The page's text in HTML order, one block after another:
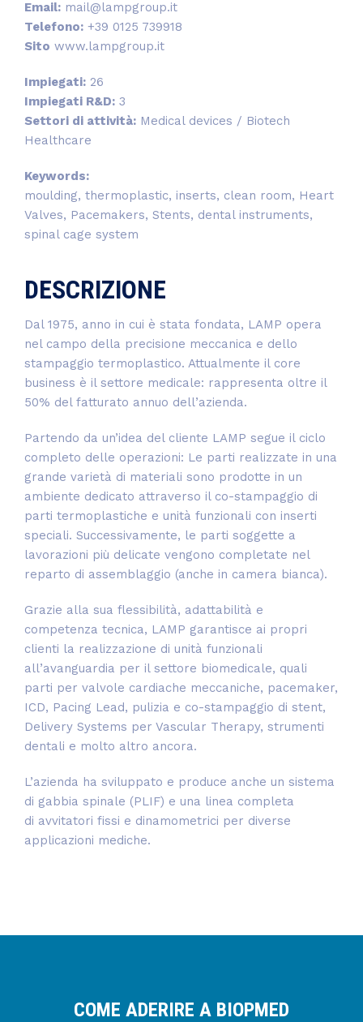
Email: mail@lampgroup.it
Telefono: +39 0125 739918
Sito www.lampgroup.it
Impiegati: 26
Impiegati R&D: 3
Settori di attività: Medical devices / Biotech
Healthcare
Keywords:
moulding, thermoplastic, inserts, clean room, Heart
Valves, Pacemakers, Stents, dental instruments,
spinal cage system
DESCRIZIONE
Dal 1975, anno in cui è stata fondata, LAMP opera
nel campo della precisione meccanica e dello
stampaggio termoplastico. Attualmente il core
business è il settore medicale: rappresenta oltre il
50% del fatturato annuo dell’azienda.
Partendo da un’idea del cliente LAMP segue il ciclo
completo delle operazioni: Le parti realizzate in una
grande varietà di materiali sono prodotte in un
ambiente dedicato attraverso il co-stampaggio di
parti termoplastiche e unità funzionali con inserti
speciali. Successivamente, le parti soggette a
lavorazioni più delicate vengono completate nel
reparto di assemblaggio (anche in camera bianca).
Grazie alla sua flessibilità, adattabilità e
competenza tecnica, LAMP garantisce ai propri
clienti la realizzazione di unità funzionali
all’avanguardia per il settore biomedicale, quali
parti per valvole cardiache meccaniche, pacemaker,
ICD, Pacing Lead, pulizia e co-stampaggio di stent,
Delivery Systems per Vascular Therapy, strumenti
dentali e molto altro ancora.
L’azienda ha sviluppato e produce anche un sistema
di gabbia spinale (PLIF) e una linea completa
di avvitatori fissi e dinamometrici per diverse
applicazioni mediche.
COME ADERIRE A BIOPMED